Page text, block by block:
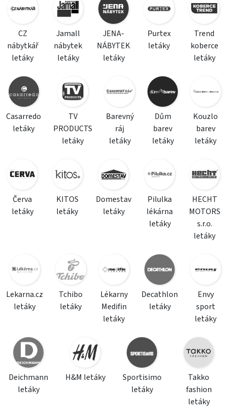
CZ
nábytkář
letáky
Jamall
nábytek
letáky
JENA-
NÁBYTEK
letáky
Purtex
letáky
Trend
koberce
letáky
Casarredo
letáky
TV
PRODUCTS
letáky
Barevný
ráj
letáky
Dům
barev
letáky
Kouzlo
barev
letáky
Červa
letáky
KITOS
letáky
Domestav
letáky
Pilulka
lékárna
letáky
HECHT
MOTORS
s.r.o.
letáky
Lekarna.cz
letáky
Tchibo
letáky
Lékarny
Medifin
letáky
Decathlon
letáky
Envy
sport
letáky
Deichmann
letáky
H&M letáky
Sportisimo
letáky
Takko
fashion
letáky